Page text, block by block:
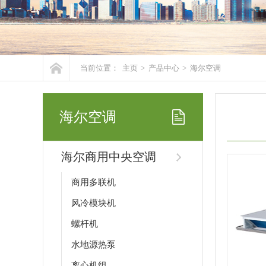
当前位置： 主页 > 产品中心 > 海尔空调
海尔空调
海尔商用中央空调
商用多联机
风冷模块机
螺杆机
水地源热泵